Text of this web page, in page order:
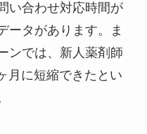
い合わせ対応時間が
ータがあります。ま
ンでは、新人薬剤師
月に短縮できたとい